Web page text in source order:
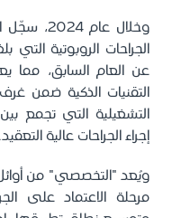
وخلال
عن العام السابق،
التقنيات الذكية ضمن
التشغيلية التي تجمع
إجراء الجراحات عالية التعقيد.
ويُعد "التخصصي" من
مرحلة الاعتماد على